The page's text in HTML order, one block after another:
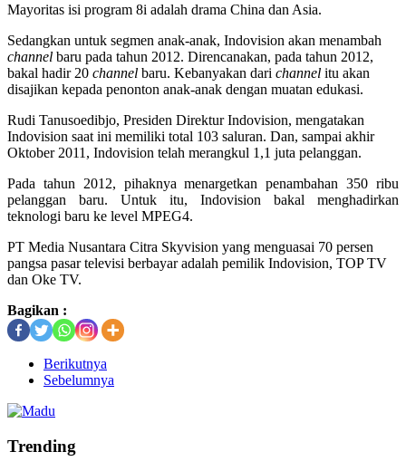
Mayoritas isi program 8i adalah drama China dan Asia.
Sedangkan untuk segmen anak-anak, Indovision akan menambah
channel baru pada tahun 2012. Direncanakan, pada tahun 2012,
bakal hadir 20 channel baru. Kebanyakan dari channel itu akan
disajikan kepada penonton anak-anak dengan muatan edukasi.
Rudi Tanusoedibjo, Presiden Direktur Indovision, mengatakan
Indovision saat ini memiliki total 103 saluran. Dan, sampai akhir
Oktober 2011, Indovision telah merangkul 1,1 juta pelanggan.
Pada tahun 2012, pihaknya menargetkan penambahan 350 ribu
pelanggan baru. Untuk itu, Indovision bakal menghadirkan
teknologi baru ke level MPEG4.
PT Media Nusantara Citra Skyvision yang menguasai 70 persen
pangsa pasar televisi berbayar adalah pemilik Indovision, TOP TV
dan Oke TV.
Bagikan :
Berikutnya
Sebelumnya
Trending